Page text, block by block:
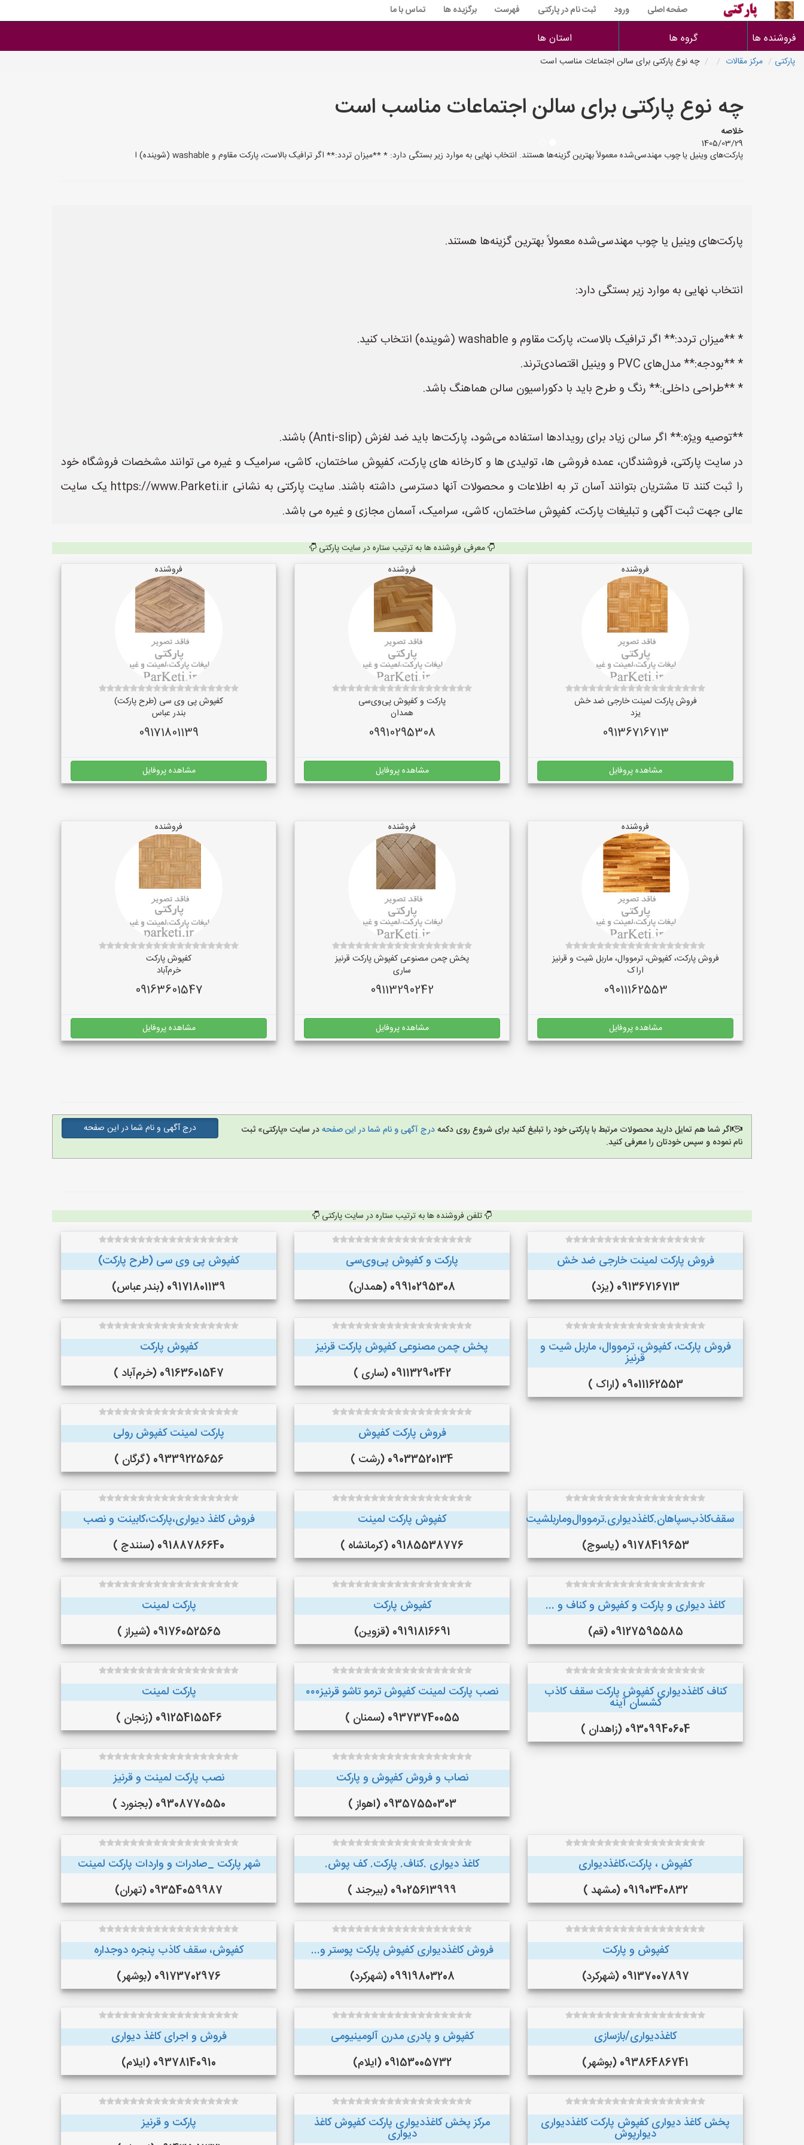
صفحه اصلی ورود ثبت نام در پارکتی فهرست برگزیده ها تماس با ما
فروشنده ها گروه ها استان ها
پارکتی مرکز مقالات چه نوع پارکتی برای سالن اجتماعات مناسب است
چه نوع پارکتی برای سالن اجتماعات مناسب است
خلاصه
1405/03/29
پارکت‌های وینیل یا چوب مهندسی‌شده معمولاً بهترین گزینه‌ها هستند. انتخاب نهایی به موارد زیر بستگی دارد: * **میزان تردد:** اگر ترافیک بالاست، پارکت مقاوم و washable (شوینده) ا
پارکت‌های وینیل یا چوب مهندسی‌شده معمولاً بهترین گزینه‌ها هستند.
انتخاب نهایی به موارد زیر بستگی دارد:
* **میزان تردد:** اگر ترافیک بالاست، پارکت مقاوم و washable (شوینده) انتخاب کنید.
* **بودجه:** مدل‌های PVC و وینیل اقتصادی‌ترند.
* **طراحی داخلی:** رنگ و طرح باید با دکوراسیون سالن هماهنگ باشد.
**توصیه ویژه:** اگر سالن زیاد برای رویدادها استفاده می‌شود، پارکت‌ها باید ضد لغزش (Anti-slip) باشند.
در سایت پارکتی، فروشندگان، عمده فروشی ها، تولیدی ها و کارخانه های پارکت، کفپوش ساختمان، کاشی، سرامیک و غیره می توانند مشخصات فروشگاه خود
را ثبت کنند تا مشتریان بتوانند آسان تر به اطلاعات و محصولات آنها دسترسی داشته باشند. سایت پارکتی به نشانی https://www.Parketi.ir یک سایت
عالی جهت ثبت آگهی و تبلیغات پارکت، کفپوش ساختمان، کاشی، سرامیک، آسمان مجازی و غیره می باشد.
معرفی فروشنده ها به ترتیب ستاره در سایت پارکتی
فروشنده
فروش پارکت لمینت خارجی ضد خش
یزد
09136716713
مشاهده پروفایل
فروشنده
پارکت و کفپوش پی‌وی‌سی
همدان
09910295308
مشاهده پروفایل
فروشنده
کفپوش پی وی سی (طرح پارکت)
بندر عباس
09171801139
مشاهده پروفایل
فروشنده
فروش پارکت، کفپوش، ترمووال، ماربل شیت و قرنیز
اراک
09011162553
مشاهده پروفایل
فروشنده
پخش چمن مصنوعی کفپوش پارکت قرنیز
ساری
09113290242
مشاهده پروفایل
فروشنده
کفپوش پارکت
خرم‌آباد
09163601547
مشاهده پروفایل
اگر شما هم تمایل دارید محصولات مرتبط با پارکتی خود را تبلیغ کنید برای شروع روی دکمهدرج آگهی و نام شما در این صفحهدر سایت «پارکتی» ثبت
نام نموده و سپس خودتان را معرفی کنید.
درج آگهی و نام شما در این صفحه
تلفن فروشنده ها به ترتیب ستاره در سایت پارکتی
فروش پارکت لمینت خارجی ضد خش
09136716713 (یزد)
پارکت و کفپوش پی‌وی‌سی
09910295308 (همدان)
کفپوش پی وی سی (طرح پارکت)
09171801139 (بندر عباس)
فروش پارکت، کفپوش، ترمووال، ماربل شیت و
قرنیز
09011162553 (اراک )
پخش چمن مصنوعی کفپوش پارکت قرنیز
09113290242 (ساری )
کفپوش پارکت
09163601547 (خرم‌آباد )
فروش پارکت کفپوش
09033520134 (رشت )
پارکت لمینت کفپوش رولی
09339225656 (گرگان )
سقف‌کاذب‌سپاهان‌.کاغذ‌دیواری.ترمووال‌و‌ماربلشیت
09178419653 (یاسوج)
کفپوش پارکت لمینت
09185538776 (کرمانشاه )
فروش کاغذ دیواری،پارکت،کابینت و نصب
09188786640 (سنندج )
کاغذ دیواری و پارکت و کفپوش و کناف و ...
09127595585 (قم)
کفپوش پارکت
09191816691 (قزوین)
پارکت لمینت
09176052565 (شیراز )
کناف کاغذدیواری کفپوش پارکت سقف کاذب
کشسان آینه
09309940604 (زاهدان )
نصب پارکت لمینت کفپوش ترمو تاشو قرنیز۰۰۰
09373740055 (سمنان )
پارکت لمینت
09125415546 (زنجان )
نصاب و فروش کفپوش و پارکت
09357550303 (اهواز )
نصب پارکت لمینت و قرنیز
09308770550 (بجنورد )
کفپوش ، پارکت،کاغذدیواری
09190340832 (مشهد )
کاغذ دیواری .کناف. پارکت. کف پوش.
09025613999 (بیرجند )
شهر پارکت _صادرات و واردات پارکت لمینت
09354059987 (تهران)
کفپوش و پارکت
09137007897 (شهرکرد)
فروش کاغذدیواری کفپوش پارکت پوستر و...
09919803208 (شهرکرد)
کفپوش، سقف کاذب پنجره دوجداره
09173702976 (بوشهر)
کاغذدیواری/بازسازی
09386486741 (بوشهر)
کفپوش و پادری مدرن آلومینیومی
09153005732 (ایلام)
فروش و اجرای کاغذ دیواری
09378140910 (ایلام)
پخش کاغذ دیواری کفپوش پارکت کاغذدیواری
دیوارپوش
مرکز پخش کاغذدیواری پارکت کفپوش کاغذ
دیواری
پارکت و قرنیز